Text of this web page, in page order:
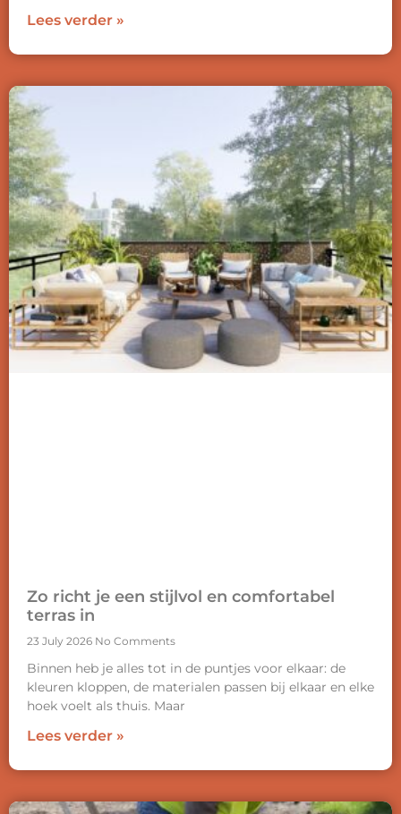
Lees verder »
Zo richt je een stijlvol en comfortabel
terras in
23 July 2026 No Comments
Binnen heb je alles tot in de puntjes voor elkaar: de
kleuren kloppen, de materialen passen bij elkaar en elke
hoek voelt als thuis. Maar
Lees verder »